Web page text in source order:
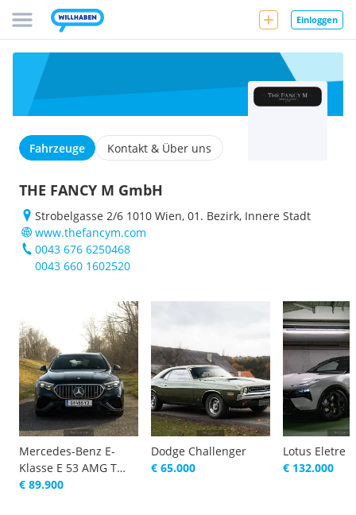
Einloggen
Fahrzeuge Kontakt & Über uns
THE FANCY M GmbH
Strobelgasse 2/6 1010 Wien, 01. Bezirk, Innere Stadt
www.thefancym.com
0043 676 6250468
0043 660 1602520
Mercedes-Benz E-
Klasse E 53 AMG T
PHEV 4Matic 21,2kWh
€ 89.900
Dodge Challenger
€ 65.000
Lotus Eletre R
€ 132.000